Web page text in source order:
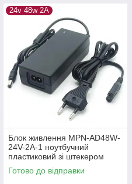
24v 48w 2A
Блок живлення MPN-AD48W-
24V-2A-1 ноутбучний
пластиковий зі штекером
1013388
Готово до відправки